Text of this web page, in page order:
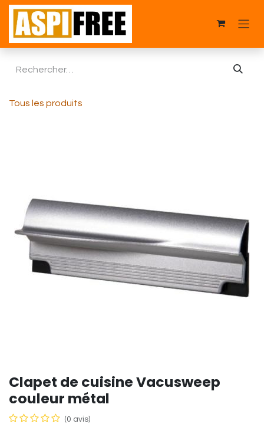
Se rendre au contenu
Tous les produits
Clapet de cuisine Vacusweep
couleur métal
(0 avis)